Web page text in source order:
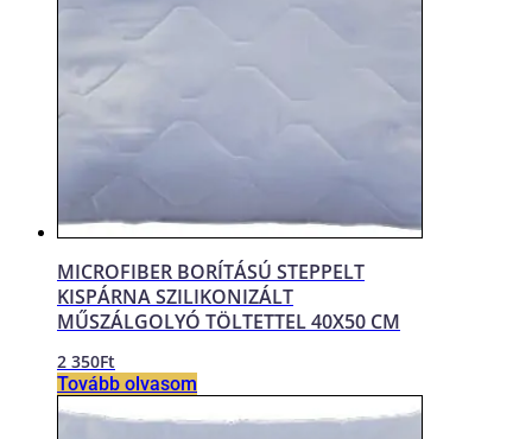
MICROFIBER BORÍTÁSÚ STEPPELT
KISPÁRNA SZILIKONIZÁLT
MŰSZÁLGOLYÓ TÖLTETTEL 40X50 CM
2 350Ft
Tovább olvasom